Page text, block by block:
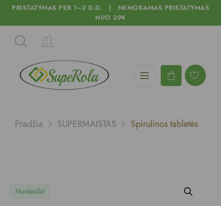
PRISTATYMAS PER 1–2 D.D. | NEMOKAMAS PRISTATYMAS
NUO 39€
Pradžia SUPERMAISTAS Spirulinos tabletės
Nuolaida!